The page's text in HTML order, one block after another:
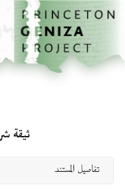
إلى المحتوى الرئيسي
الرئيسية
ثيقة